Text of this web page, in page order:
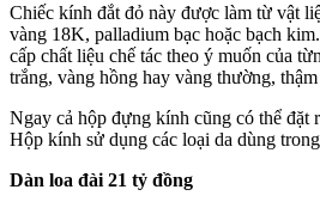
Chiếc kính đắt đỏ này được làm từ vật
vàng 18K, palladium bạc hoặc bạch
cấp chất liệu chế tác theo ý muốn của
trắng, vàng hồng hay vàng thường,
Ngay cả hộp đựng kính cũng có thể đặt
Hộp kính sử dụng các loại da dùng
Dàn loa đài 21 tỷ đồng